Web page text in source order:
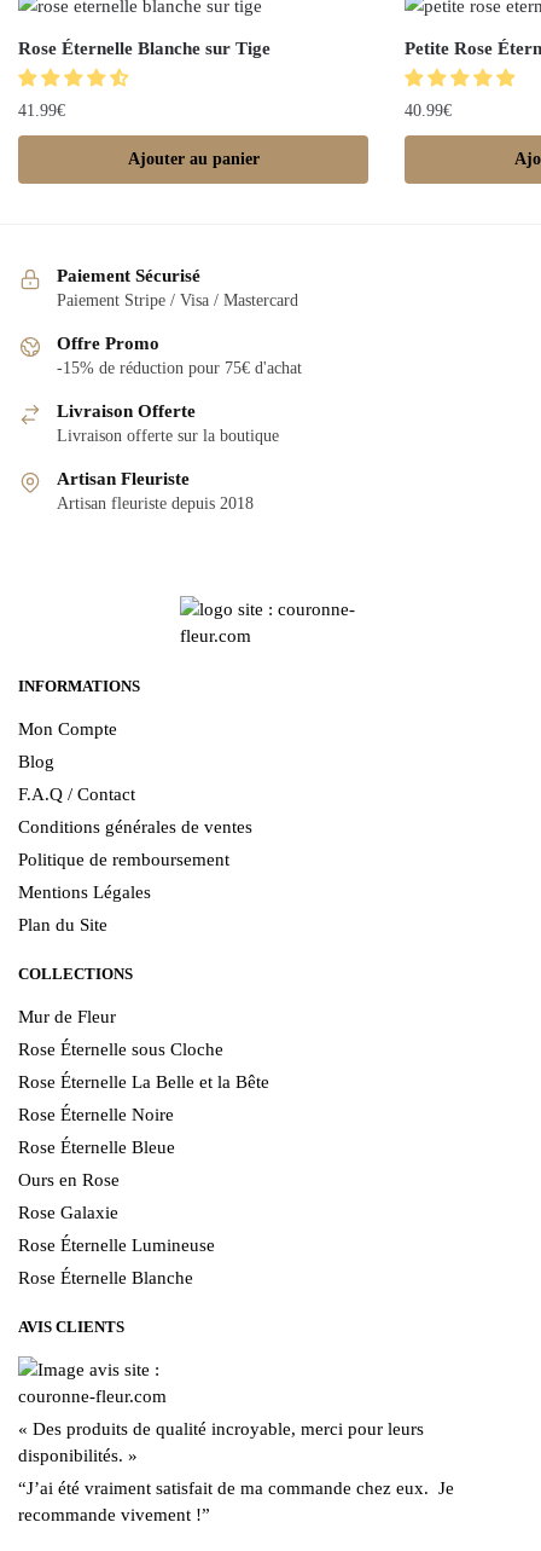
Rose Éternelle Blanche sur Tige
41.99€
Ajouter au panier
Petite Rose
40.99€
Paiement Sécurisé
Paiement Stripe / Visa / Mastercard
Offre Promo
-15% de réduction pour 75€ d'achat
Livraison Offerte
Livraison offerte sur la boutique
Artisan Fleuriste
Artisan fleuriste depuis 2018
INFORMATIONS
Mon Compte
Blog
F.A.Q / Contact
Conditions générales de ventes
Politique de remboursement
Mentions Légales
Plan du Site
COLLECTIONS
Mur de Fleur
Rose Éternelle sous Cloche
Rose Éternelle La Belle et la Bête
Rose Éternelle Noire
Rose Éternelle Bleue
Ours en Rose
Rose Galaxie
Rose Éternelle Lumineuse
Rose Éternelle Blanche
AVIS CLIENTS
« Des produits de qualité incroyable, merci pour leurs
disponibilités. »
“J’ai été vraiment satisfait de ma commande chez eux. Je
recommande vivement !”